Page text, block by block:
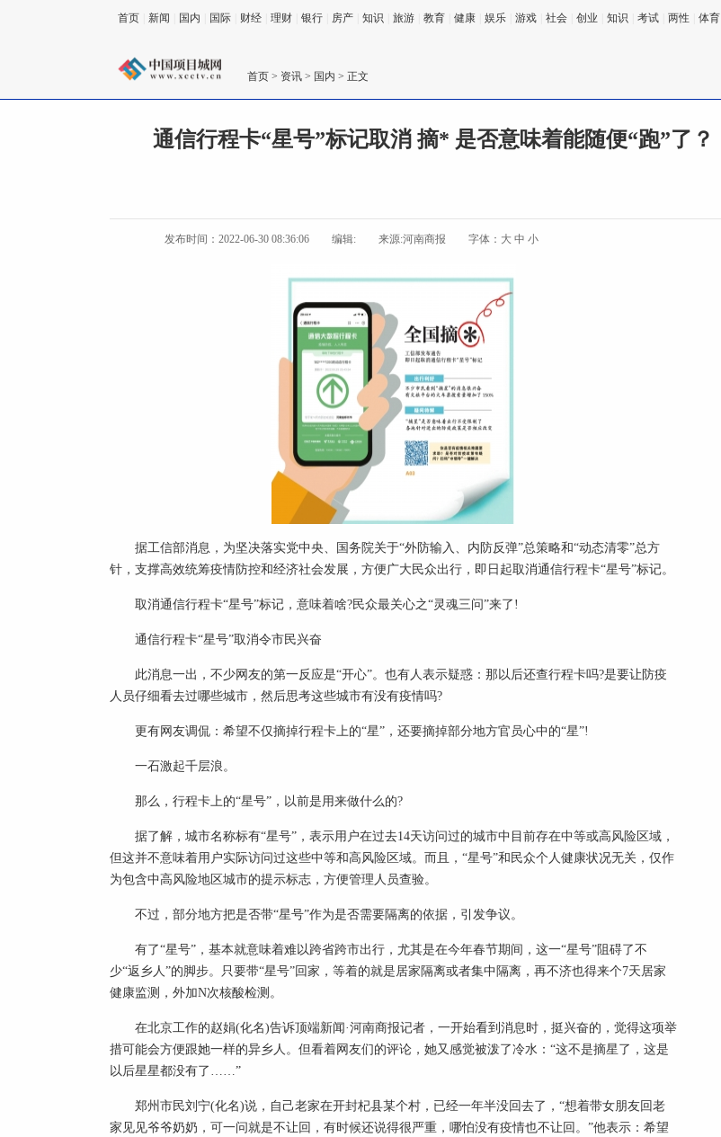
首页 新闻 国内 国际 财经 理财 银行 房产 知识 旅游 教育 健康 娱乐 游戏 社会 创业 知识 考试 两性 体育
首页 > 资讯 > 国内 > 正文
通信行程卡“星号”标记取消 摘* 是否意味着能随便“跑”了？
发布时间：2022-06-30 08:36:06 编辑: 来源:河南商报 字体： 大 中 小
据工信部消息，为坚决落实党中央、国务院关于“外防输入、内防反弹”总策略和“动态清零”总方
针，支撑高效统筹疫情防控和经济社会发展，方便广大民众出行，即日起取消通信行程卡“星号”标记。
取消通信行程卡“星号”标记，意味着啥?民众最关心之“灵魂三问”来了!
通信行程卡“星号”取消令市民兴奋
此消息一出，不少网友的第一反应是“开心”。也有人表示疑惑：那以后还查行程卡吗?是要让防疫
人员仔细看去过哪些城市，然后思考这些城市有没有疫情吗?
更有网友调侃：希望不仅摘掉行程卡上的“星”，还要摘掉部分地方官员心中的“星”!
一石激起千层浪。
那么，行程卡上的“星号”，以前是用来做什么的?
据了解，城市名称标有“星号”，表示用户在过去14天访问过的城市中目前存在中等或高风险区域，
但这并不意味着用户实际访问过这些中等和高风险区域。而且，“星号”和民众个人健康状况无关，仅作
为包含中高风险地区城市的提示标志，方便管理人员查验。
不过，部分地方把是否带“星号”作为是否需要隔离的依据，引发争议。
有了“星号”，基本就意味着难以跨省跨市出行，尤其是在今年春节期间，这一“星号”阻碍了不
少“返乡人”的脚步。只要带“星号”回家，等着的就是居家隔离或者集中隔离，再不济也得来个7天居家
健康监测，外加N次核酸检测。
在北京工作的赵娟(化名)告诉顶端新闻·河南商报记者，一开始看到消息时，挺兴奋的，觉得这项举
措可能会方便跟她一样的异乡人。但看着网友们的评论，她又感觉被泼了冷水：“这不是摘星了，这是
以后星星都没有了……”
郑州市民刘宁(化名)说，自己老家在开封杞县某个村，已经一年半没回去了，“想着带女朋友回老
家见见爷爷奶奶，可一问就是不让回，有时候还说得很严重，哪怕没有疫情也不让回。”他表示：希望